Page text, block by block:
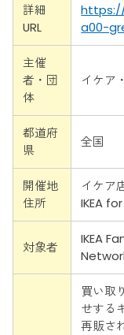
詳細
URL
a00-
主催
者・団
体
イケア
都道府
県
全国
開催地
住所
イケア
IKEA
対象者
IKEA
買い取
せする
再販さ